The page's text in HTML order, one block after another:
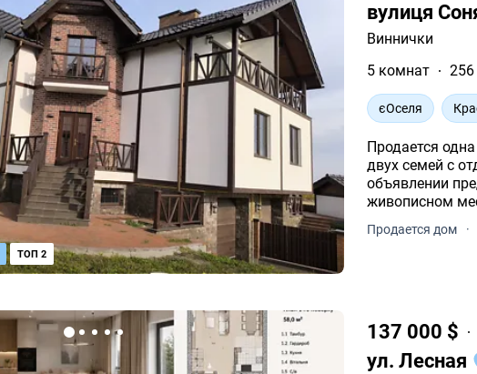
вулиця
Виннички
5 комнат
єОселя
Продается
двух семей с
объявлении
живописном
Продается дом ·
ТОП 2
137 000 $
ул. Лесная